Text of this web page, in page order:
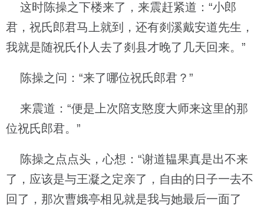
这时陈操之下楼来了，来震赶紧道：“小郎
君，祝氏郎君马上就到，还有剡溪戴安道先生，
我就是随祝氏仆人去了剡县才晚了几天回来。”
陈操之问：“来了哪位祝氏郎君？”
来震道：“便是上次陪支愍度大师来这里的那
位祝氏郎君。”
陈操之点点头，心想：“谢道韫果真是出不来
了，应该是与王凝之定亲了，自由的日子一去不
回了，那次曹娥亭相见就是我与她最后一面了